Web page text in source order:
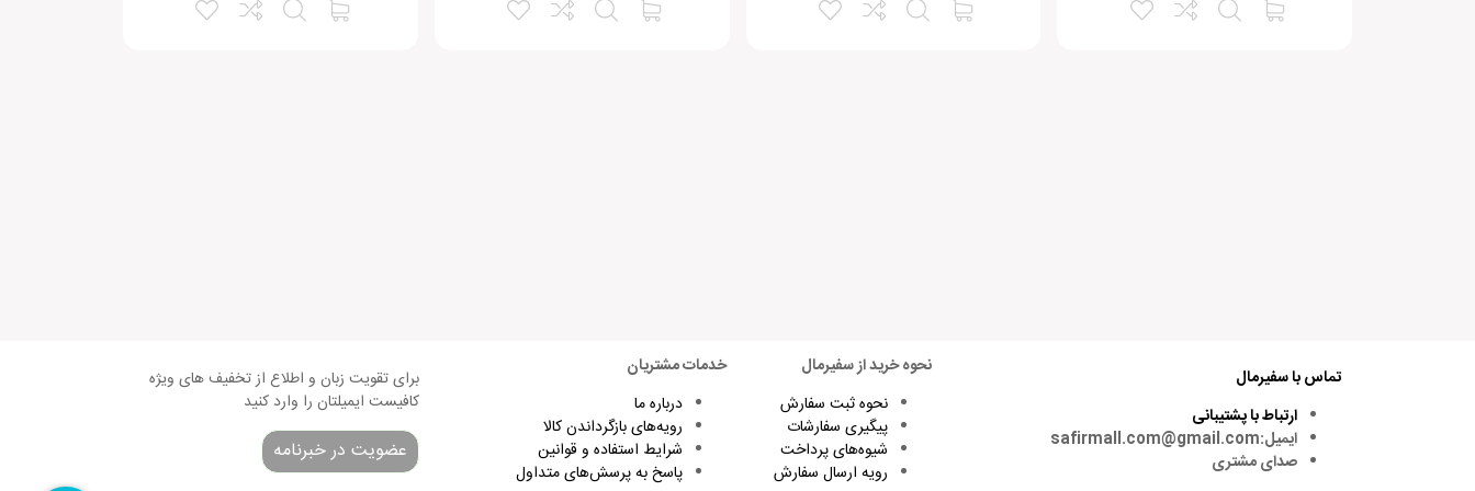
تماس با سفیرمال
ارتباط با پشتیبانی
ایمیل:safirmall.com@gmail.com
صدای مشتری
نحوه خرید از سفیرمال
نحوه ثبت سفارش
پیگیری سفارشات
شیوه‌های پرداخت
رویه ارسال سفارش
خدمات مشتریان
درباره ما
رویه‌های بازگرداندن کالا
شرایط استفاده و قوانین
پاسخ به پرسش‌های متداول
برای تقویت زبان و اطلاع از تخفیف های ویژه
کافیست ایمیلتان را وارد کنید
عضویت در خبرنامه